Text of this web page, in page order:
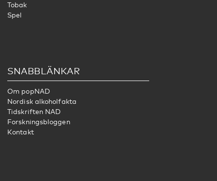
Tobak
Spel
SNABBLÄNKAR
Om popNAD
Nordisk alkoholfakta
Tidskriften NAD
Forskningsbloggen
Kontakt